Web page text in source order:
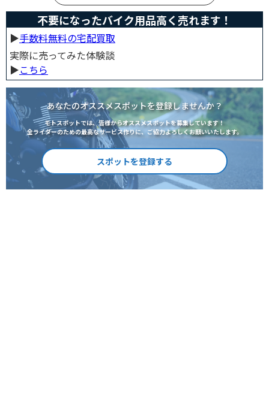
不要になったバイク用品高く売れます！
▶︎手数料無料の宅配買取
実際に売ってみた体験談
▶︎こちら
あなたのオススメスポットを登録しませんか？
モトスポットでは、皆様からオススメスポットを募集しています！
全ライダーのための最高なサービス作りに、ご協力よろしくお願いいたします。
スポットを登録する